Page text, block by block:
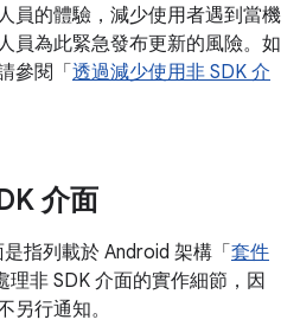
員的體驗，減少使用者遇到當機
員為此緊急發布更新的風險。如
參閱「 透過減少使用非 SDK 介
介面
指列載於 Android 架構「 套件
理非 SDK 介面的實作細節，因
另行通知。